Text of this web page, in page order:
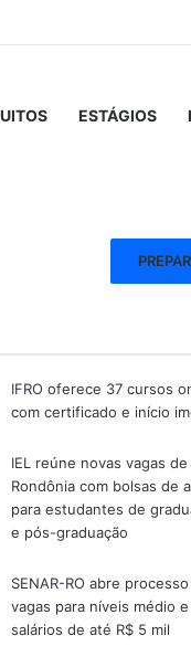
ESTÁGIOS
IFRO oferece 37 cursos
com certificado e início
IEL reúne novas vagas
Rondônia com bolsas de
para estudantes de
e pós-graduação
SENAR-RO abre
vagas para níveis médio
salários de até R$ 5 mil